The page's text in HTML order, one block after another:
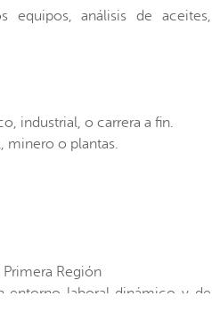
análisis de aceites,
industrial, o carrera a fin.
minero o plantas.
Región
entorno laboral dinámico y de